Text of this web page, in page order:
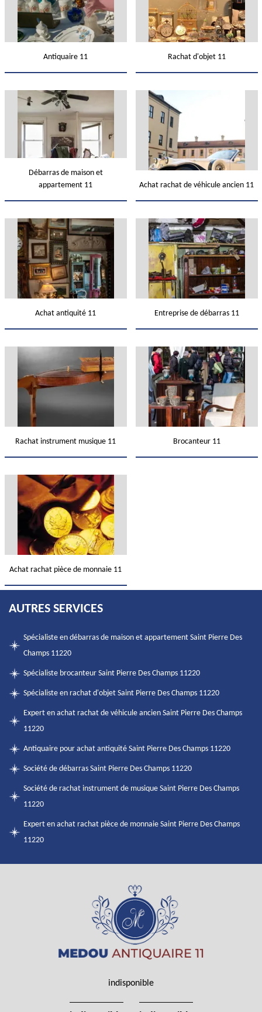
Antiquaire 11 Rachat d'objet 11
Débarras de maison et
appartement 11
Achat rachat de véhicule ancien 11
Achat antiquité 11 Entreprise de débarras 11
Rachat instrument musique 11 Brocanteur 11
Achat rachat pièce de monnaie 11
AUTRES SERVICES
Spécialiste en débarras de maison et appartement Saint Pierre Des
Champs 11220
Spécialiste brocanteur Saint Pierre Des Champs 11220
Spécialiste en rachat d'objet Saint Pierre Des Champs 11220
Expert en achat rachat de véhicule ancien Saint Pierre Des Champs
11220
Antiquaire pour achat antiquité Saint Pierre Des Champs 11220
Société de débarras Saint Pierre Des Champs 11220
Société de rachat instrument de musique Saint Pierre Des Champs
11220
Expert en achat rachat pièce de monnaie Saint Pierre Des Champs
11220
indisponible